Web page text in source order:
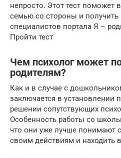
непросто. Этот тест поможет
семью со стороны и
специалистов портала Я –
Пройти тест
Чем психолог может
родителям?
Как и в случае с
заключается в установлении
решении сопутствующих
Особенность работы со
что они уже лучше понимают
своим действиям и находить